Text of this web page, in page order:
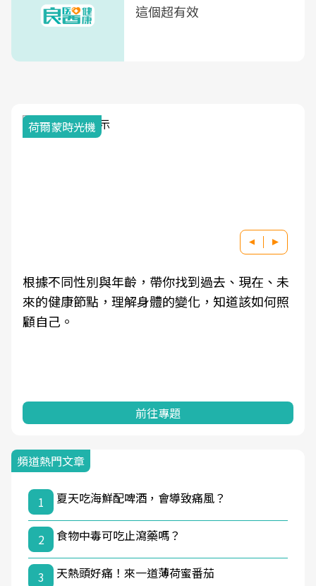
這個超有效
荷爾蒙時光機
根據不同性別與年齡，帶你找到過去、現在、未
來的健康節點，理解身體的變化，知道該如何照
顧自己。
前往專題
頻道熱門文章
1 夏天吃海鮮配啤酒，會導致痛風？
2 食物中毒可吃止瀉藥嗎？
3 天熱頭好痛！來一道薄荷蜜番茄